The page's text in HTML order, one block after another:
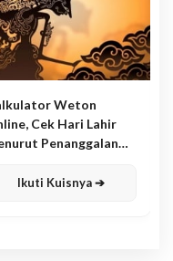
Weton
Cek Hari Lahir
Penanggalan
Ikuti Kuisnya ➔